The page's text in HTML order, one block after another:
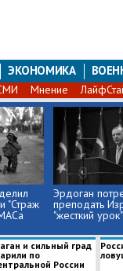
ЭКОНОМИКА
Мнение
"Страж
Эрдоган
преподать
"жесткий урок"
и сильный град
по
России